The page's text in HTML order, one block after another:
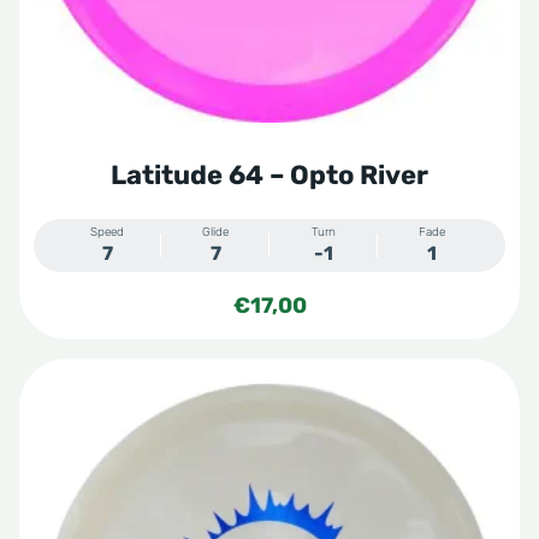
Latitude 64 – Opto River
Speed
7
Glide
7
Turn
-1
Fade
1
€17,00
worden
meerdere